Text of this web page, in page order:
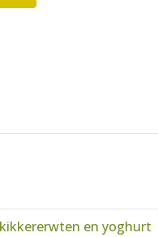
en yoghurt